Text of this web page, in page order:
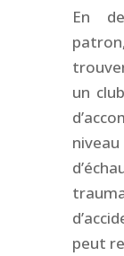
En
un
peut